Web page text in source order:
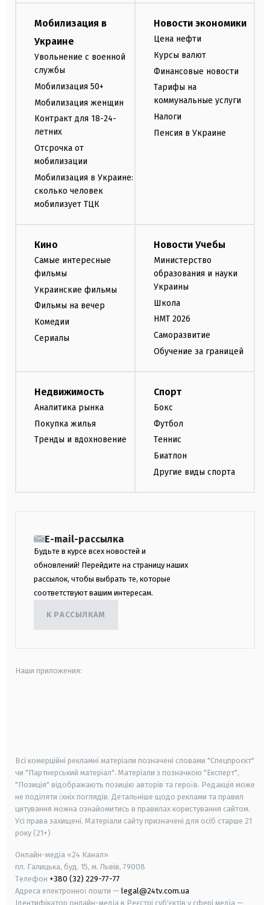
Мобилизация в
Украине
Увольнение с военной
службы
Мобилизация 50+
Мобилизация женщин
Контракт для 18-24-
летних
Отсрочка от
мобилизации
Мобилизация в Украине:
сколько человек
мобилизует ТЦК
Новости экономики
Цена нефти
Курсы валют
Финансовые новости
Тарифы на
коммунальные услуги
Налоги
Пенсия в Украине
Кино
Самые интересные
фильмы
Украинские фильмы
Фильмы на вечер
Комедии
Сериалы
Новости Учебы
Министерство
образования и науки
Украины
Школа
НМТ 2026
Саморазвитие
Обучение за границей
Недвижимость
Аналитика рынка
Покупка жилья
Тренды и вдохновение
Спорт
Бокс
Футбол
Теннис
Биатлон
Другие виды спорта
E-mail-рассылка
Будьте в курсе всех новостей и
обновлений! Перейдите на страницу наших
рассылок, чтобы выбрать те, которые
соответствуют вашим интересам.
К РАССЫЛКАМ
Наши приложения:
Всі комерційні рекламні матеріали позначені словами "Спецпроєкт"
чи "Партнерський матеріал". Матеріали з позначкою "Експерт",
"Позиція" відображають позицію авторів та героїв. Редакція може
не поділяти їхніх поглядів. Детальніше щодо реклами та правил
цитування можна ознайомитись в правилах користування сайтом.
Усі права захищені. Матеріали сайту призначені для осіб старше 21
року (21+)
Онлайн-медіа «24 Канал»
пл. Галицька, буд. 15, м. Львів, 79008
Телефон +380 (32) 229-77-77
Адреса електронної пошти — legal@24tv.com.ua
Ідентифікатор онлайн-медіа в Реєстрі суб'єктів у сфері медіа —